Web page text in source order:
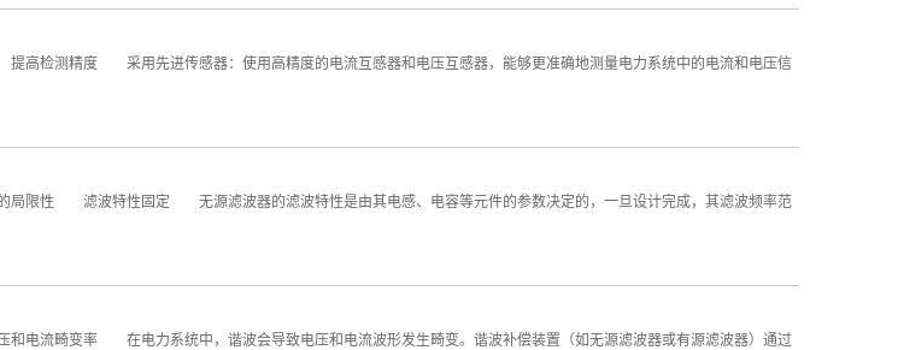
测精度 采用先进传感器：使用高精度的电流互感器和电压互感器，能够更准确地测量电力系统中的电流和电压信
限性 滤波特性固定 无源滤波器的滤波特性是由其电感、电容等元件的参数决定的，一旦设计完成，其滤波频率范
畸变率 在电力系统中，谐波会导致电压和电流波形发生畸变。谐波补偿装置（如无源滤波器或有源滤波器）通过